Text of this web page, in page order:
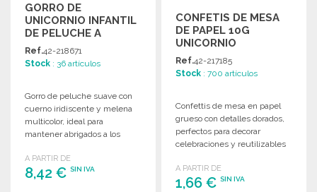
GORRO DE
UNICORNIO INFANTIL
DE PELUCHE A
PRECIOS DE
MAYORISTA
Ref.42-218671
Stock : 36 artículos
Gorro de peluche suave con
cuerno iridiscente y melena
multicolor, ideal para
mantener abrigados a los
A PARTIR DE
8,42 € SIN IVA
CONFETIS DE MESA
DE PAPEL 10G
UNICORNIO
Ref.42-217185
Stock : 700 artículos
Confettis de mesa en papel
grueso con detalles dorados,
perfectos para decorar
celebraciones y reutilizables
A PARTIR DE
1,66 €SIN IVA